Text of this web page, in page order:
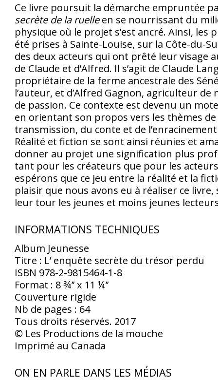
Ce livre poursuit la démarche empruntée
secrète de la ruelleen se nourrissant du
physique où le projet s’est ancré. Ainsi, les
été prises à Sainte-Louise, sur la Côte-du-
des deux acteurs qui ont prêté leur visage
de Claude et d’Alfred. Il s’agit de Claude
propriétaire de la ferme ancestrale des
l’auteur, et d’Alfred Gagnon, agriculteur
de passion. Ce contexte est devenu un
en orientant son propos vers les thèmes
transmission, du conte et de
Réalité et fiction se sont ainsi réunies et
donner au projet une signification plus
tant pour les créateurs que pour les
espérons que ce jeu entre la réalité et la
plaisir que nous avons eu à réaliser ce
leur tour les jeunes et moins jeunes
INFORMATIONS TECHNIQUES
Album Jeunesse
Titre : L’ enquête secrète du trésor perdu
ISBN 978-2-9815464-1-8
Format : 8 ¾’’ x 11 ¼’’
Couverture rigide
Nb de pages : 64
Tous droits réservés. 2017
© Les Productions de la mouche
Imprimé au Canada
ON EN PARLE DANS LES MÉDIAS